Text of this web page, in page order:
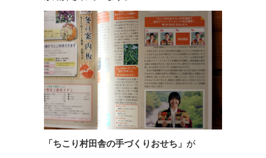
「ちこり村田舎の手づくりおせち」 が